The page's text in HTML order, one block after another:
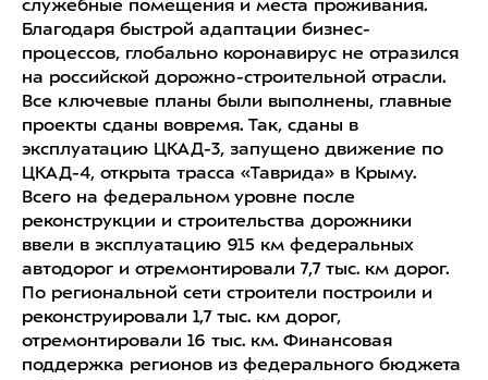
служебные помещения и места проживания.
Благодаря быстрой адаптации бизнес-
процессов, глобально коронавирус не отразился
на российской дорожно-строительной отрасли.
Все ключевые планы были выполнены, главные
проекты сданы вовремя. Так, сданы в
эксплуатацию ЦКАД-3, запущено движение по
ЦКАД-4, открыта трасса «Таврида» в Крыму.
Всего на федеральном уровне после
реконструкции и строительства дорожники
ввели в эксплуатацию 915 км федеральных
автодорог и отремонтировали 7,7 тыс. км дорог.
По региональной сети строители построили и
реконструировали 1,7 тыс. км дорог,
отремонтировали 16 тыс. км. Финансовая
поддержка регионов из федерального бюджета